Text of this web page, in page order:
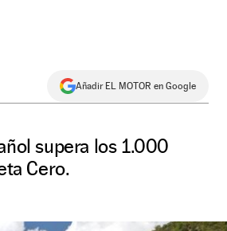
Añadir EL MOTOR en Google
supera los 1.000
Cero.